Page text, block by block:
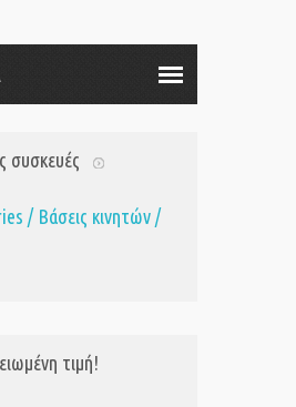
συσκευές
/ Βάσεις κινητών /
τιμή!